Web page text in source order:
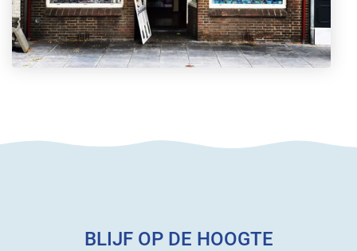
BLIJF OP DE HOOGTE